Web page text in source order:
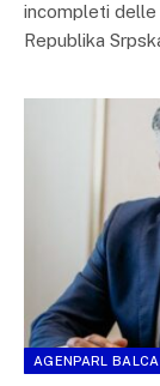
incompleti delle
Republika
AGENPARL